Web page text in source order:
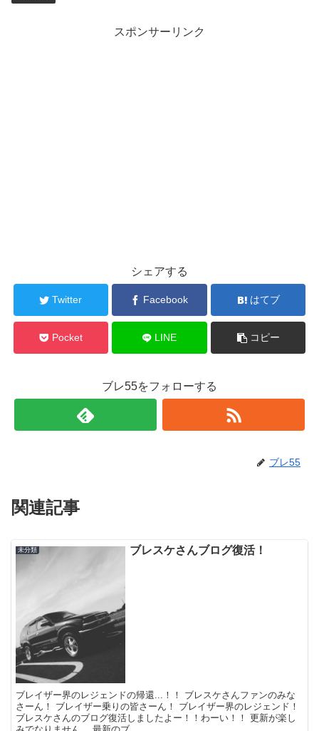
スポンサーリンク
シェアする
Twitter Facebook はてブ
Pocket LINE コピー
ブレ55をフォローする
ブレ55
関連記事
未分類 ブレスケさんブログ復活！
ブレイザー界のレジェンドの帰還...！！ ブレスケさんファンのみな
さーん！ ブレイザー乗りの皆さーん！ ブレイザー界のレジェンド！
ブレスケさんのブログ復活しましたよー！！わーい！！ 更新が楽し